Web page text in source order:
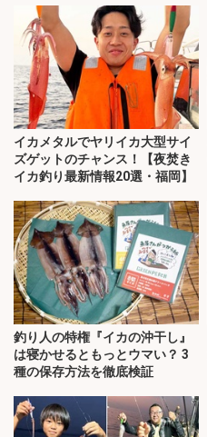
イカメタルでヤリイカ大型サイ
ズゲットのチャンス！【夜焚き
イカ釣り最新情報20選・福岡】
釣り人の特権『イカの沖干し』
は寝かせるともっとウマい？ 3
種の保存方法を徹底検証